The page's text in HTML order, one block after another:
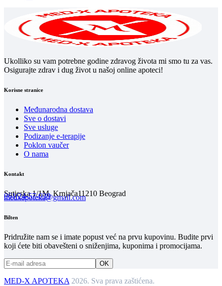
Ukolliko su vam potrebne godine zdravog života mi smo tu za vas.
Osigurajte zdrav i dug život u našoj online apoteci!
Korisne stranice
Međunarodna dostava
Sve o dostavi
Sve usluge
Podizanje e-terapije
Poklon vaučer
O nama
Kontakt
Sutjeska 1/1M, Krnjača11210 Beograd
061/24-57-039
medxapoteka@gmail.com
Bilten
Pridružite nam se i imate popust već na prvu kupovinu. Budite prvi
koji ćete biti obavešteni o sniženjima, kuponima i promocijama.
MED-X APOTEKA 2026. Sva prava zaštićena.